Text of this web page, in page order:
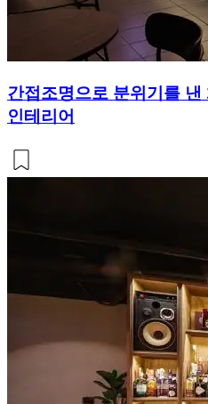
간접조명으로 분위기를
인테리어